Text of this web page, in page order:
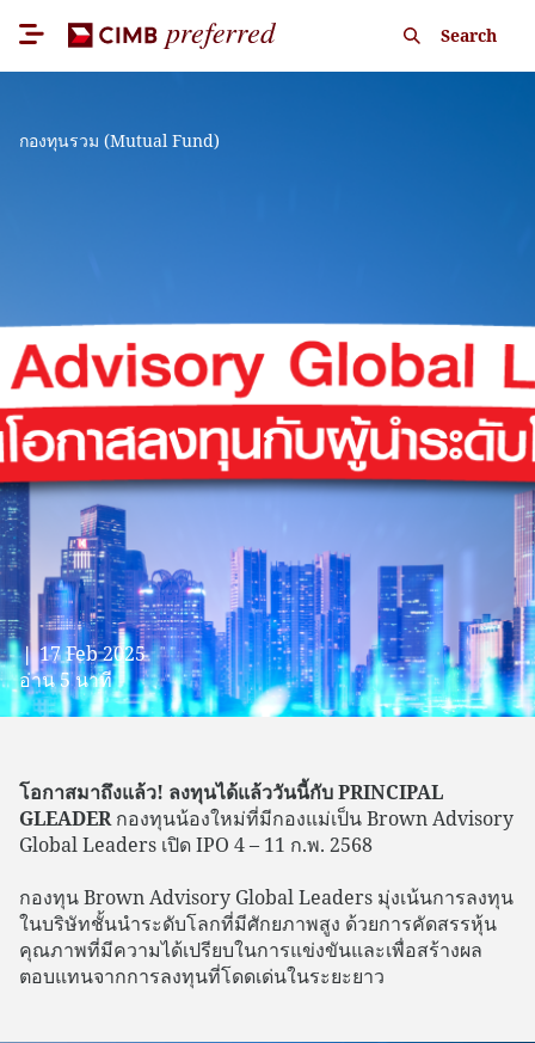
Search
กองทุนรวม (Mutual Fund)
❘ 17 Feb 2025
อ่าน 5 นาที
โอกาสมาถึงแล้ว! ลงทุนได้แล้ววันนี้กับ PRINCIPAL
GLEADERกองทุนน้องใหม่ที่มีกองแม่เป็น Brown Advisory
Global Leaders เปิด IPO 4 – 11 ก.พ. 2568
กองทุน Brown Advisory Global Leaders มุ่งเน้นการลงทุน
ในบริษัทชั้นนำระดับโลกที่มีศักยภาพสูง ด้วยการคัดสรรหุ้น
คุณภาพที่มีความได้เปรียบในการแข่งขันและเพื่อสร้างผล
ตอบแทนจากการลงทุนที่โดดเด่นในระยะยาว